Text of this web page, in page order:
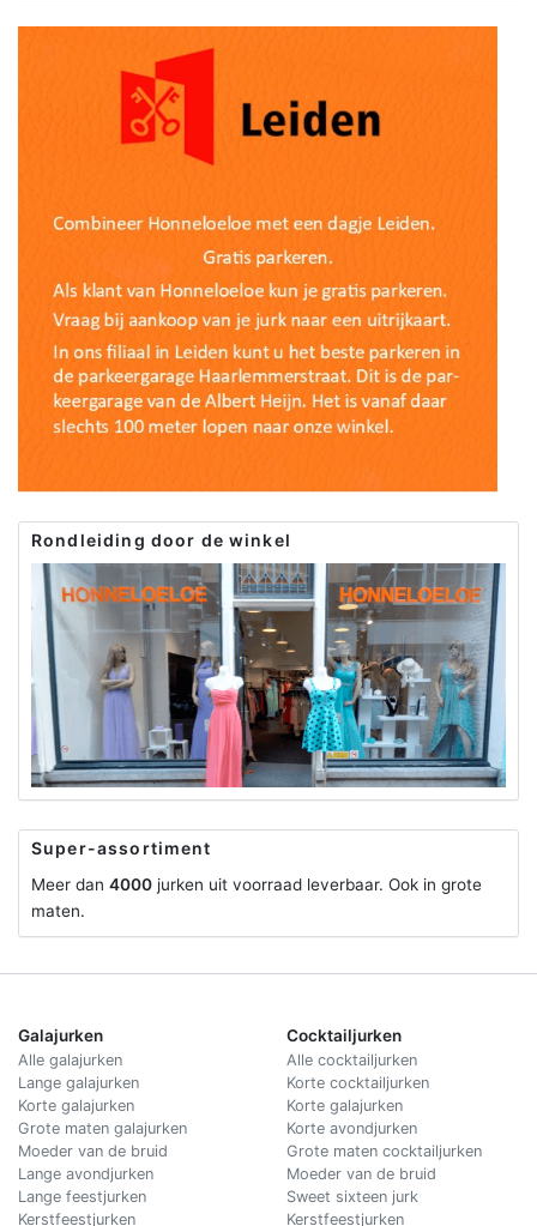
Rondleiding door de winkel
Super-assortiment
Meer dan 4000 jurken uit voorraad leverbaar. Ook in grote
maten.
Galajurken
Alle galajurken
Lange galajurken
Korte galajurken
Grote maten galajurken
Moeder van de bruid
Lange avondjurken
Lange feestjurken
Kerstfeestjurken
Cocktailjurken
Alle cocktailjurken
Korte cocktailjurken
Korte galajurken
Korte avondjurken
Grote maten cocktailjurken
Moeder van de bruid
Sweet sixteen jurk
Kerstfeestjurken